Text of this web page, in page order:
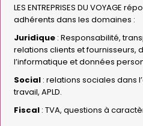
LES ENTREPRISES DU VOYAGE
adhérents dans les domaines :
Juridique : Responsabilité,
relations clients et fournisseurs,
l’informatique et données
Social : relations sociales dans
travail, APLD.
Fiscal : TVA, questions à